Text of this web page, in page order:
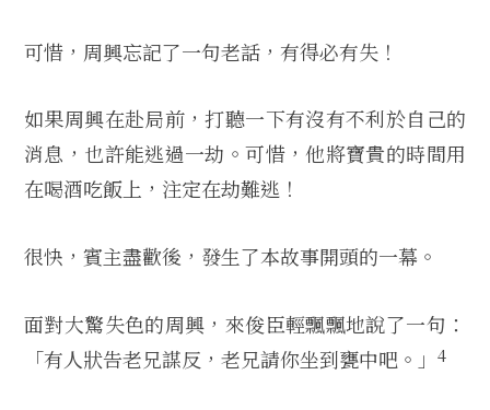
可惜，周興忘記了一句老話，有得必有失！
如果周興在赴局前，打聽一下有沒有不利於自己的
消息，也許能逃過一劫。可惜，他將寶貴的時間用
在喝酒吃飯上，注定在劫難逃！
很快，賓主盡歡後，發生了本故事開頭的一幕。
面對大驚失色的周興，來俊臣輕飄飄地說了一句：
「有人狀告老兄謀反，老兄請你坐到甕中吧。」 4